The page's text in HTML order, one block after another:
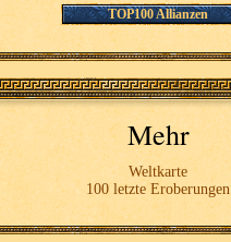
TOP100 Allianzen
Mehr
Weltkarte
100 letzte Eroberungen